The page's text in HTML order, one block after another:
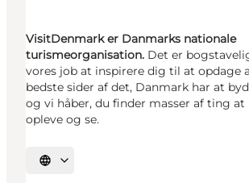
VisitDenmark er Danmarks nationale
turismeorganisation. Det er
vores job at inspirere dig til at opdage
bedste sider af det, Danmark har at
og vi håber, du finder masser af ting at
opleve og se.
Vælg sprog